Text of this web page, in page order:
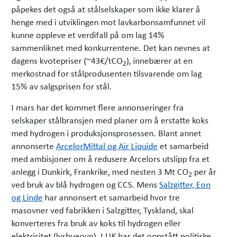
påpekes det også at stålselskaper som ikke klarer å
henge med i utviklingen mot lavkarbonsamfunnet vil
kunne oppleve et verdifall på om lag 14%
sammenliknet med konkur­rentene. Det kan nevnes at
dagens kvotepriser (~43€/tCO2), innebærer at en
merkostnad for stål­produsenten tilsvarende om lag
15% av salgsprisen for stål.
I mars har det kommet flere annonseringer fra
selskaper stålbransjen med planer om å erstatte koks
med hydrogen i produksjons­prosessen. Blant annet
annonserteArcelorMittal og Air Liquide et sam­arbeid
med ambisjoner om å redusere Arcelors utslipp fra et
anlegg i Dunkirk, Frankrike, med nesten 3 Mt CO2 per år
ved bruk av blå hydrogen og CCS. MensSalzgitter, Eon
og Linde har annonsert et samarbeid hvor tre
masovner ved fabrikken i Salzgitter, Tyskland, skal
konverteres fra bruk av koks til hydrogen eller